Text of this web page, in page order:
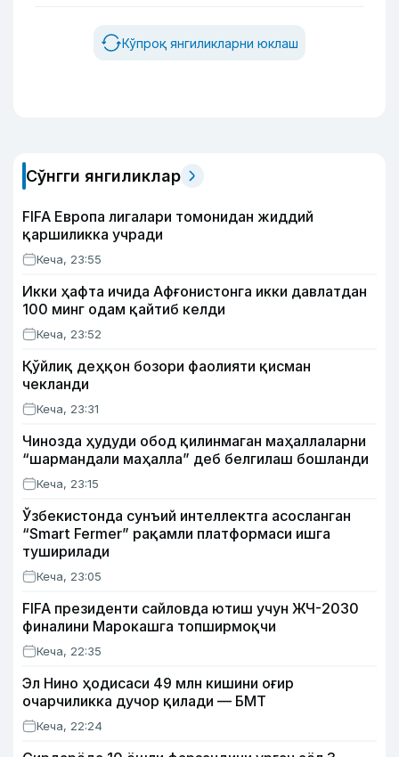
Кўпроқ янгиликларни юклаш
Сўнгги янгиликлар
FIFA Европа лигалари томонидан жиддий
қаршиликка учради
Кеча, 23:55
Икки ҳафта ичида Афғонистонга икки давлатдан
100 минг одам қайтиб келди
Кеча, 23:52
Қўйлиқ деҳқон бозори фаолияти қисман
чекланди
Кеча, 23:31
Чинозда ҳудуди обод қилинмаган маҳаллаларни
“шармандали маҳалла” деб белгилаш бошланди
Кеча, 23:15
Ўзбекистонда сунъий интеллектга асосланган
“Smart Fermer” рақамли платформаси ишга
туширилади
Кеча, 23:05
FIFA президенти сайловда ютиш учун ЖЧ-2030
финалини Марокашга топширмоқчи
Кеча, 22:35
Эл Нино ҳодисаси 49 млн кишини оғир
очарчиликка дучор қилади — БМТ
Кеча, 22:24